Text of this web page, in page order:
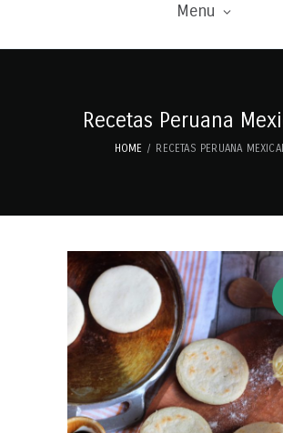
Menu
Recetas Peruana
HOME RECETAS PERUANA